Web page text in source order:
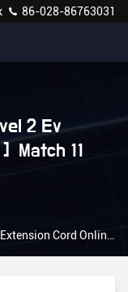
86-028-86763031
2 Ev
Match 11
250v Level 2 Ev Charger Extension Cord Online Manufacturer